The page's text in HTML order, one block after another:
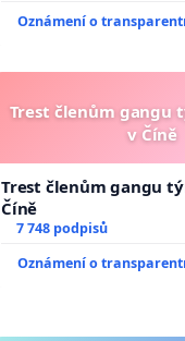
Oznámení o
Trest členům gangu
v Číně
Trest členům gangu
Číně
7 748 podpisů
Oznámení o